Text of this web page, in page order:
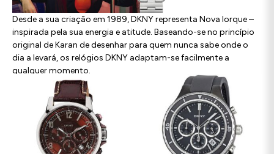
Desde a sua criação em 1989, DKNY representa Nova Iorque –
inspirada pela sua energia e atitude. Baseando-se no princípio
original de Karan de desenhar para quem nunca sabe onde o
dia a levará, os relógios DKNY adaptam-se facilmente a
qualquer momento.